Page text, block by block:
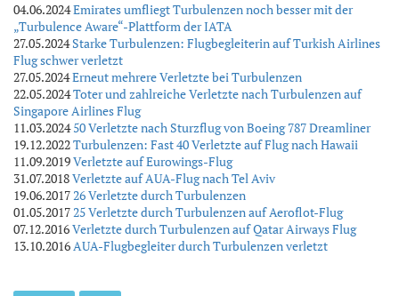
04.06.2024Emirates umfliegt Turbulenzen noch besser mit der
„Turbulence Aware“-Plattform der IATA
27.05.2024Starke Turbulenzen: Flugbegleiterin auf Turkish Airlines
Flug schwer verletzt
27.05.2024Erneut mehrere Verletzte bei Turbulenzen
22.05.2024Toter und zahlreiche Verletzte nach Turbulenzen auf
Singapore Airlines Flug
11.03.202450 Verletzte nach Sturzflug von Boeing 787 Dreamliner
19.12.2022Turbulenzen: Fast 40 Verletzte auf Flug nach Hawaii
11.09.2019Verletzte auf Eurowings-Flug
31.07.2018Verletzte auf AUA-Flug nach Tel Aviv
19.06.201726 Verletzte durch Turbulenzen
01.05.201725 Verletzte durch Turbulenzen auf Aeroflot-Flug
07.12.2016Verletzte durch Turbulenzen auf Qatar Airways Flug
13.10.2016AUA-Flugbegleiter durch Turbulenzen verletzt